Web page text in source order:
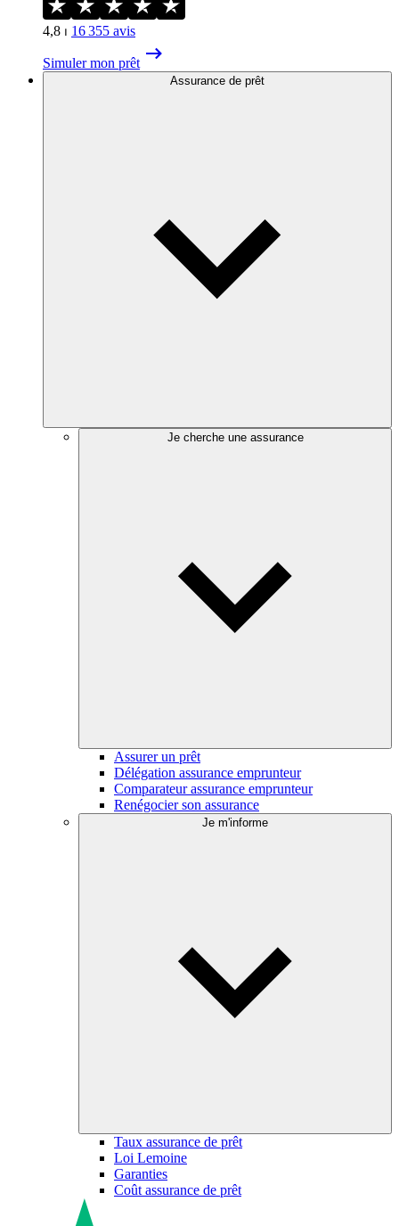
4,8 ⏐ 16 355 avis
Simuler mon prêt
Assurance de prêt
Je cherche une assurance
Assurer un prêt
Délégation assurance emprunteur
Comparateur assurance emprunteur
Renégocier son assurance
Je m'informe
Taux assurance de prêt
Loi Lemoine
Garanties
Coût assurance de prêt